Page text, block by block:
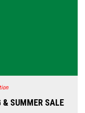
SUMMER SALE